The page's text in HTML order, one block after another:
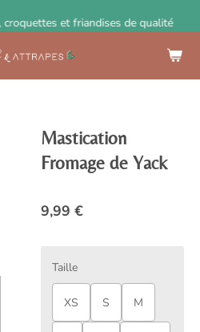
et friandises de qualité
Mastication
Fromage de Yack
9,99 €
Taille
XS S M